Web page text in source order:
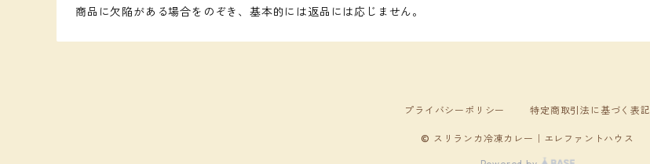
商品に欠陥がある場合をのぞき、基本的には返品には応じません。
プライバシーポリシー 特定商取引法に基づく表記
© スリランカ冷凍カレー｜エレファントハウス